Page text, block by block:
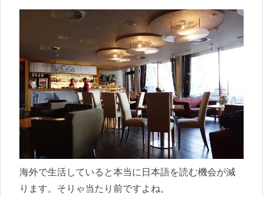
海外で生活していると本当に日本語を読む機会が減
ります。そりゃ当たり前ですよね。